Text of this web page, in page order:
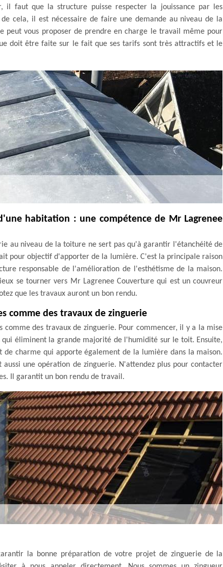
il faut que la structure puisse respecter la jouissance par les
cela, il est nécessaire de faire une demande au niveau de la
peut vous proposer de prendre en charge le travail même pour
doit être faite sur le fait que ses tarifs sont très attractifs et le
habitation : une compétence de Mr Lagrenee
au niveau de la toiture ne sert pas qu'à garantir l'étanchéité de
pour objectif d'apporter de la lumière. C'est la principale raison
responsable de l'amélioration de l'esthétisme de la maison.
se tourner vers Mr Lagrenee Couverture qui est un couvreur
que les travaux auront un bon rendu.
comme des travaux de zinguerie
comme des travaux de zinguerie. Pour commencer, il y a la mise
qui éliminent la grande majorité de l'humidité sur le toit. Ensuite,
charme qui apporte également de la lumière dans la maison.
une opération de zinguerie. N'attendez plus pour contacter
Il garantit un bon rendu de travail.
la bonne préparation de votre projet de zinguerie de la